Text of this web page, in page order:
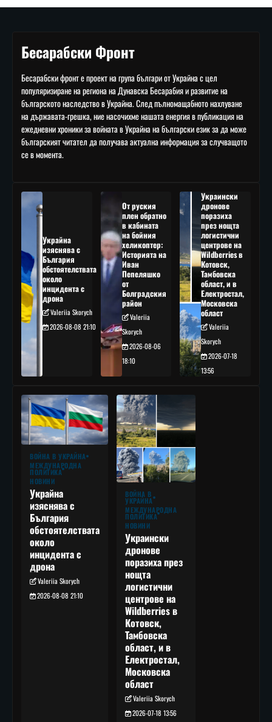
Бесарабски Фронт
Бесарабски фронт е проект на група българи от Украйна с цел
популяризиране на региона на Дунавска Бесарабия и развитие на
българското наследство в Украйна. След пълномащабното нахлуване
на държавата-грешка, ние насочихме нашата енергия в публикация на
ежедневни хроники за войната в Украйна на български език за да може
българският читател да получава актуална информация за случващото
се в момента.
Украйна
изяснява с
България
обстоятелствата
около
инцидента с
дрона
Valeriia Skorych
2026-08-08 21:10
От руския
плен обратно
в кабината
на бойния
хеликоптер:
Историята на
Иван
Пепеляшко
от
Болградския
район
Valeriia
Skorych
2026-08-06
18:10
Украински
дронове
поразиха
през нощта
логистични
центрове на
Wildberries в
Котовск,
Тамбовска
област, и в
Електростал,
Московска
област
Valeriia
Skorych
2026-07-18
13:56
ВОЙНА В УКРАЙНА
МЕЖДУНАРОДНА
ПОЛИТИКА
НОВИНИ
Украйна
изяснява с
България
обстоятелствата
около
инцидента с
дрона
Valeriia Skorych
2026-08-08 21:10
ВОЙНА В
УКРАЙНА
МЕЖДУНАРОДНА
ПОЛИТИКА
НОВИНИ
Украински
дронове
поразиха през
нощта
логистични
центрове на
Wildberries в
Котовск,
Тамбовска
област, и в
Електростал,
Московска
област
Valeriia Skorych
2026-07-18 13:56